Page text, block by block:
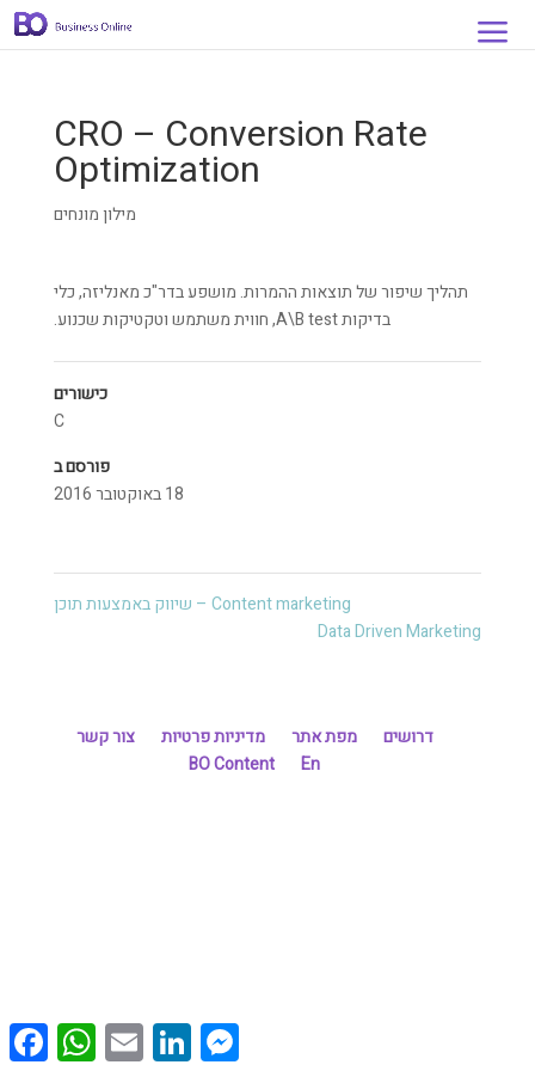
CRO – Conversion Rate
Optimization
מילון מונחים
תהליך שיפור של תוצאות ההמרות. מושפע בדר"כ מאנליזה, כלי
בדיקות A\B test, חווית משתמש וטקטיקות שכנוע.
כישורים
C
פורסם ב
18 באוקטובר 2016
Content marketing – שיווק באמצעות תוכן
Data Driven Marketing
דרושים מפת אתר מדיניות פרטיות
צור קשר
En
BO Content
WhatsApp EmailLinkedIn
Messenger